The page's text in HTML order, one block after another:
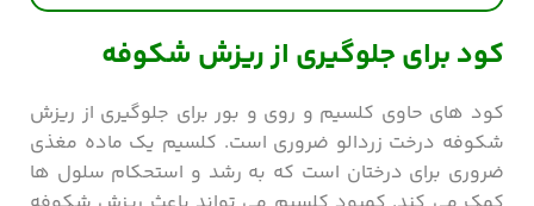
کود برای جلوگیری از ریزش شکوفه
کود های حاوی کلسیم و روی و بور برای جلوگیری از ریزش
شکوفه درخت زردالو ضروری است. کلسیم یک ماده مغذی
ضروری برای درختان است که به رشد و استحکام سلول ها